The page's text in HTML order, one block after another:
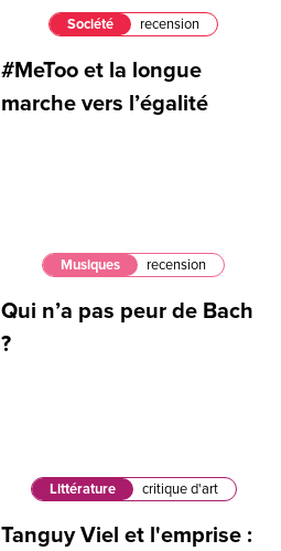
Société recension
#MeToo et la longue
marche vers l’égalité
Musiques recension
Qui n’a pas peur de Bach
?
Littérature critique d'art
Tanguy Viel et l'emprise :